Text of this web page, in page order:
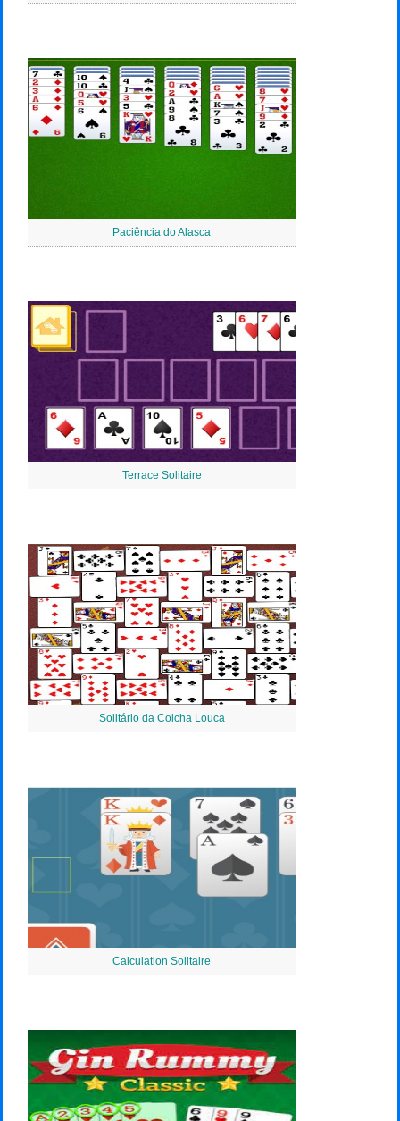
Paciência do Alasca
Terrace Solitaire
Solitário da Colcha Louca
Calculation Solitaire